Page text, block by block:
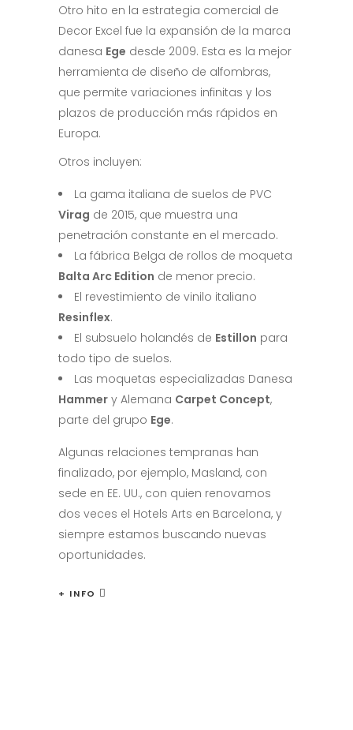
Otro hito en la estrategia comercial de
Decor Excel fue la expansión de la marca
danesa Ege desde 2009. Esta es la mejor
herramienta de diseño de alfombras,
que permite variaciones infinitas y los
plazos de producción más rápidos en
Europa.
Otros incluyen:
La gama italiana de suelos de PVC
Virag de 2015, que muestra una
penetración constante en el mercado.
La fábrica Belga de rollos de moqueta
Balta Arc Edition de menor precio.
El revestimiento de vinilo italiano
Resinflex.
El subsuelo holandés de Estillon para
todo tipo de suelos.
Las moquetas especializadas Danesa
Hammer y Alemana Carpet Concept,
parte del grupo Ege.
Algunas relaciones tempranas han
finalizado, por ejemplo, Masland, con
sede en EE. UU., con quien renovamos
dos veces el Hotels Arts en Barcelona, ​​y
siempre estamos buscando nuevas
oportunidades.
+ INFO